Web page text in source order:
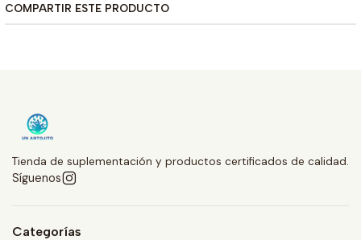
COMPARTIR ESTE PRODUCTO
Tienda de suplementación y productos certificados de calidad.
Síguenos
Categorías